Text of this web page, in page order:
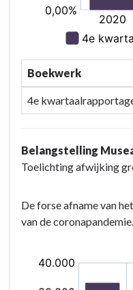
Kritische
Sport,
recreatie
Boekwerk
4e
Belangstelling
Toelichting afwijking
De forse afname van
van de coronapandemie.